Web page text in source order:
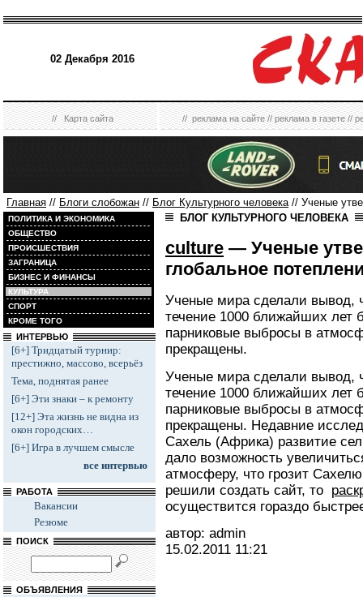
02 Декабря 2016
//Карта сайта //реклама на сайте//реклама в газете//
Главная // Блоги слобожан // Блог Культурного человека// Ученые
ПОЛИТИКА И ЭКОНОМИКА
ОБЩЕСТВО
ПРОИСШЕСТВИЯ
ЗАГРАНИЦА
БИЗНЕС И ФИНАНСЫ
КУЛЬТУРА
СПОРТ
КРОМЕ ТОГО
ИНТЕРВЬЮ
[6+] Тридцатый турнир:
престижно, массово, всерьёз
Тема, поднятая ранее
[6+] Эти знаки – к ремонту
[12+] Эта жизнь не видна из
окон городских…
[6+] Игра в лучшем смысле
все интервью
РАБОТА
Вакансии
Резюме
ПОИСК
ОБЪЯВЛЕНИЯ
БЛОГ КУЛЬТУРНОГО ЧЕЛОВЕКА
culture — Ученые
глобальное
Ученые мира сделали вывод,
течение 1000 ближайших лет
парниковые выбросы в
прекращены.
Ученые мира сделали вывод,
течение 1000 ближайших лет
парниковые выбросы в
прекращены. Недавние
Сахель (Африка) развитие
дало возможность
атмосферу, что грозит
решили создать сайт, то
осуществится гораздо
автор: admin
15.02.2011 11:21